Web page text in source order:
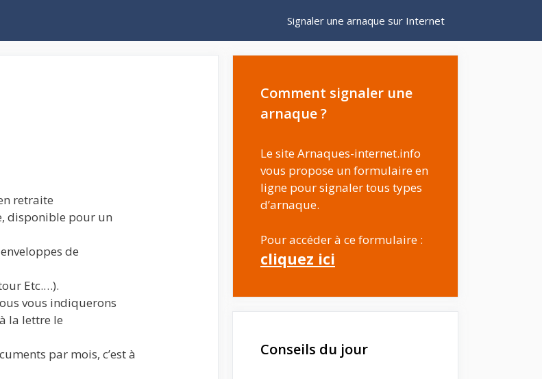
Signaler une arnaque sur Internet
retraite
disponible pour un
de
Etc.…).
vous indiquerons
la lettre le
par mois, c’est à
Comment signaler une
arnaque ?
Le site Arnaques-internet.info
vous propose un formulaire en
ligne pour signaler tous types
d’arnaque.
Pour accéder à ce formulaire :
cliquez ici
Conseils du jour